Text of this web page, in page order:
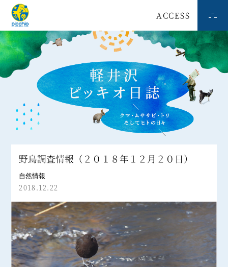
ACCESS
野鳥調査情報（２０１８年１２月２０日）
自然情報
2018.12.22